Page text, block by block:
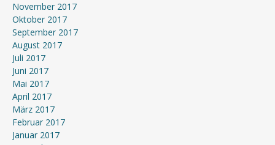
November 2017
Oktober 2017
September 2017
August 2017
Juli 2017
Juni 2017
Mai 2017
April 2017
März 2017
Februar 2017
Januar 2017